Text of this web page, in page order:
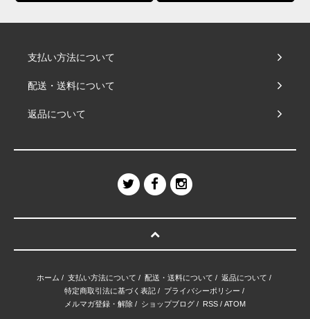
支払い方法について
配送・送料について
返品について
ホーム / 支払い方法について / 配送・送料について / 返品について /
特定商取引法に基づく表記/ プライバシーポリシー /
メルマガ登録・解除 / ショップブログ / RSS / ATOM